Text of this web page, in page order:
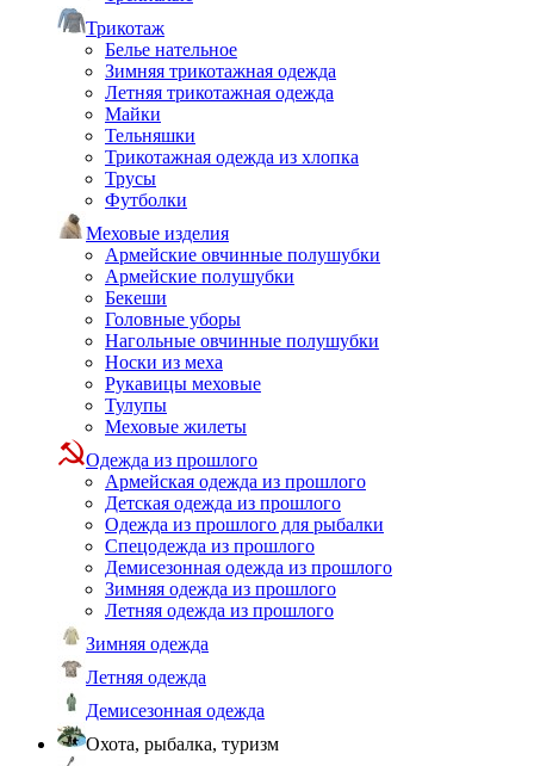
Трикотаж
Белье нательное
Зимняя трикотажная одежда
Летняя трикотажная одежда
Майки
Тельняшки
Трикотажная одежда из хлопка
Трусы
Футболки
Меховые изделия
Армейские овчинные полушубки
Армейские полушубки
Бекеши
Головные уборы
Нагольные овчинные полушубки
Носки из меха
Рукавицы меховые
Тулупы
Меховые жилеты
Одежда из прошлого
Армейская одежда из прошлого
Детская одежда из прошлого
Одежда из прошлого для рыбалки
Спецодежда из прошлого
Демисезонная одежда из прошлого
Зимняя одежда из прошлого
Летняя одежда из прошлого
Зимняя одежда
Летняя одежда
Демисезонная одежда
Охота, рыбалка, туризм